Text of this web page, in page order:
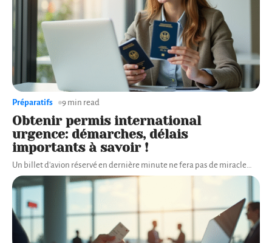
Obtenir permis international
urgence: démarches, délais
importants à savoir !
Un billet d'avion réservé en dernière minute ne fera pas de miracle…
Préparatifs 9 min read